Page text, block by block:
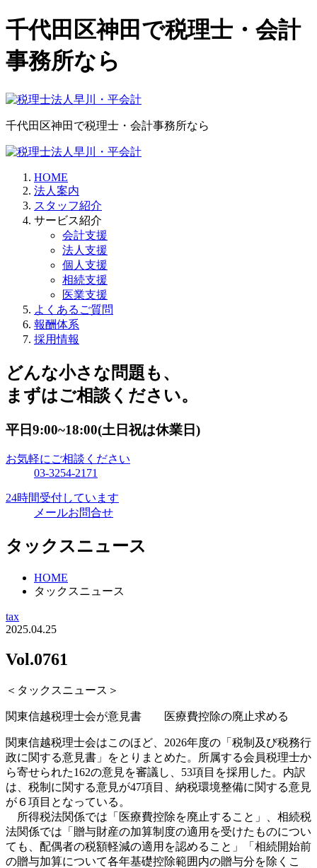
千代田区神田で税理士・会計
事務所なら
千代田区神田で税理士・会計事務所なら
HOME
法人案内
スタッフ紹介
サービス紹介
会計支援
法人支援
個人支援
相続支援
医業支援
よくあるご質問
報酬体系
採用情報
どんな小さな問題も、
まずはご相談ください。
平日9:00~18:00(土日祝は休業日)
お気軽にご相談ください
03-3254-2171
24時間受付しています
メールお問合せ
タックスニュース
HOME
タックスニュース
tax
2025.04.25
Vol.0761
＜タックスニュース＞
関東信越税理士会が意見書 医療費控除の廃止求める
関東信越税理士会はこのほど、 2026年度の「税制及び税務行
政に関する意見書」をとりまとめた。所属する会員税理士か
ら寄せられた162の意見を審議し、 53項目を採用した。内訳
は、税制に関する意見が47項目、納税環境整備に関する意見
が６項目となっている。
所得税法関係では「医療費控除を廃止すること」、相続税
法関係では「贈与財産の加算制度の適用を受けたものについ
ても、配偶者の税額軽減の適用を認めること」「相続開始前
の贈与加算について各年基礎控除範囲内の贈与分を除くこ